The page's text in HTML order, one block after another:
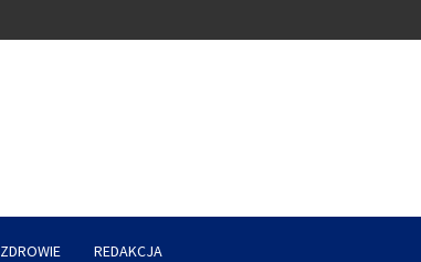
ZDROWIE REDAKCJA